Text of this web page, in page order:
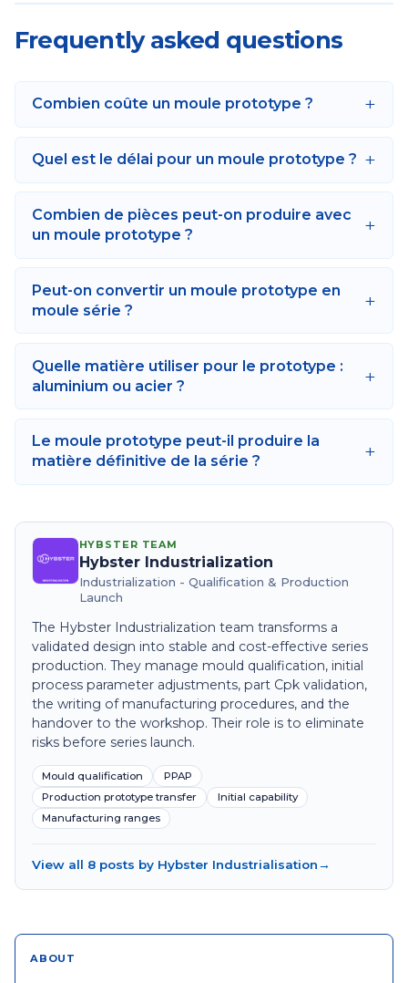
Frequently asked questions
Combien coûte un moule prototype ? +
Quel est le délai pour un moule prototype ? +
Combien de pièces peut-on produire avec
un moule prototype ?
+
Peut-on convertir un moule prototype en
moule série ?
+
Quelle matière utiliser pour le prototype :
aluminium ou acier ?
+
Le moule prototype peut-il produire la
matière définitive de la série ?
+
HYBSTER TEAM
Hybster Industrialization
Industrialization - Qualification & Production
Launch
The Hybster Industrialization team transforms a
validated design into stable and cost-effective series
production. They manage mould qualification, initial
process parameter adjustments, part Cpk validation,
the writing of manufacturing procedures, and the
handover to the workshop. Their role is to eliminate
risks before series launch.
Mould qualification
PPAP
Production prototype transfer
Initial capability
Manufacturing ranges
View all 8 posts by Hybster Industrialisation→
ABOUT